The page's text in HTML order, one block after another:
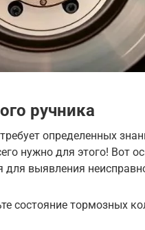
ручника
определенных
нужно для этого! Вот
выявления
состояние тормозных